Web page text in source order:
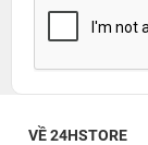
VỀ 24HSTORE